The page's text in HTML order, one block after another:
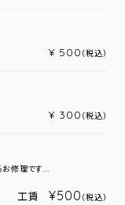
¥ 500 （税込）
¥ 300 （税込）
お修理です...
工賃 ¥500 （税込）